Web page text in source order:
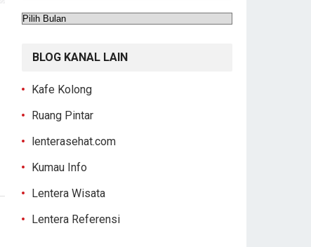
Arsip
BLOG KANAL LAIN
Kafe Kolong
Ruang Pintar
lenterasehat.com
Kumau Info
Lentera Wisata
Lentera Referensi